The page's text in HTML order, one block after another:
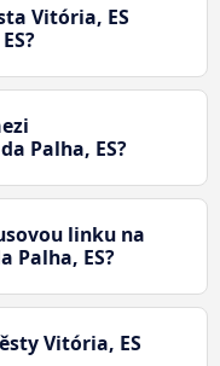
Vitória, ES
Palha, ES?
linku na
Palha, ES?
Vitória, ES